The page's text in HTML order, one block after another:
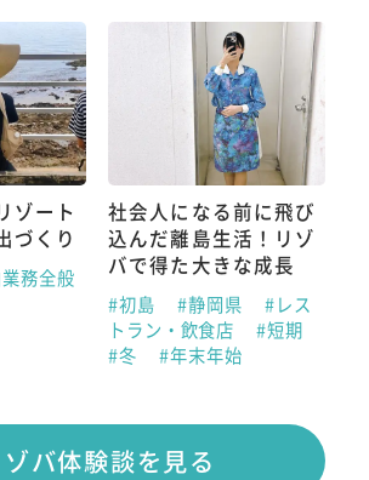
ゾート
づくり
務全般
社会人になる前に飛び
込んだ離島生活！リゾ
バで得た大きな成長
#初島 #静岡県
#レス
トラン・飲食店
#短期
#冬
#年末年始
ゾバ体験談を見る